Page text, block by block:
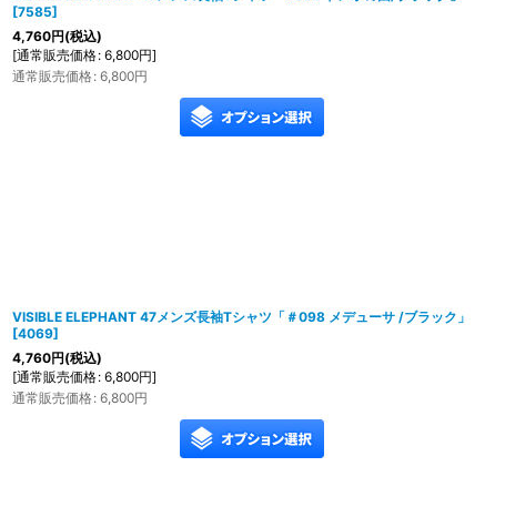
[7585]
4,760円(税込)
[通常販売価格: 6,800円]
通常販売価格: 6,800円
VISIBLE ELEPHANT 47メンズ長袖Tシャツ「＃098 メデューサ /ブラック」
[4069]
4,760円(税込)
[通常販売価格: 6,800円]
通常販売価格: 6,800円